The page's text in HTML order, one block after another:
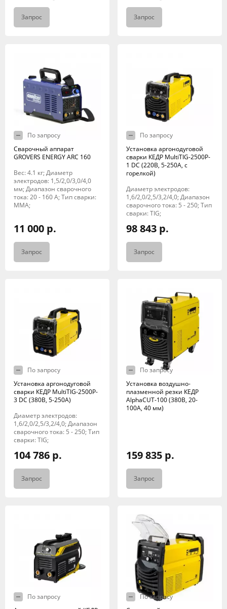
Запрос Запрос
По запросу
Сварочный аппарат
GROVERS ENERGY ARC 160
Вес: 4.1 кг; Диаметр
электродов: 1,5/2,0/3,0/4,0
мм; Диапазон сварочного
тока: 20 - 160 А; Тип сварки:
MMA;
11 000 р.
Запрос
По запросу
Установка аргонодуговой
сварки КЕДР MultiTIG-2500P-
1 DC (220В, 5-250А, с
горелкой)
Диаметр электродов:
1,6/2,0/2,5/3,2/4,0; Диапазон
сварочного тока: 5 - 250; Тип
сварки: TIG;
98 843 р.
Запрос
По запросу
Установка аргонодуговой
сварки КЕДР MultiTIG-2500P-
3 DC (380В, 5-250А)
Диаметр электродов:
1,6/2,0/2,5/3,2/4,0; Диапазон
сварочного тока: 5 - 250; Тип
сварки: TIG;
104 786 р.
Запрос
По запросу
Установка воздушно-
плазменной резки КЕДР
AlphaCUT-100 (380В, 20-
100А, 40 мм)
159 835 р.
Запрос
По запросу
По запросу